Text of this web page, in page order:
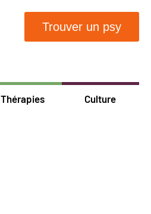
Trouver un psy
Thérapies Culture